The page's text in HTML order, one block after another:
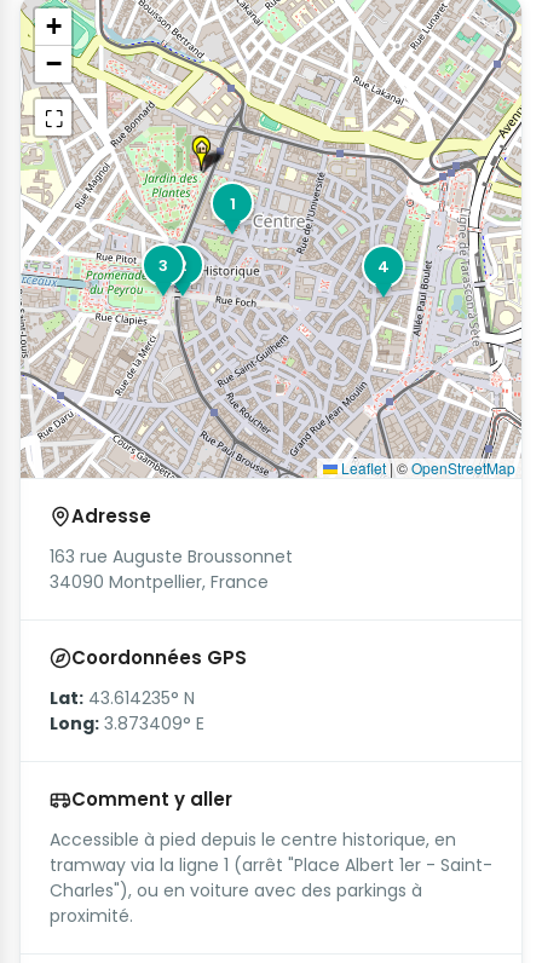
1
2
3 4
+
−
⛶
Leaflet |©OpenStreetMap
Adresse
163 rue Auguste Broussonnet
34090 Montpellier, France
Coordonnées GPS
Lat: 43.614235° N
Long: 3.873409° E
Comment y aller
Accessible à pied depuis le centre historique, en
tramway via la ligne 1 (arrêt "Place Albert 1er - Saint-
Charles"), ou en voiture avec des parkings à
proximité.